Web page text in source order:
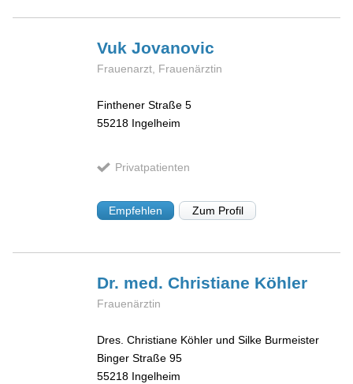
VukJovanovic
Frauenarzt, Frauenärztin
Finthener Straße 5
55218 Ingelheim
Privatpatienten
Empfehlen Zum Profil
Dr. med. Christiane Köhler
Frauenärztin
Dres. Christiane Köhler und Silke Burmeister
Binger Straße 95
55218 Ingelheim